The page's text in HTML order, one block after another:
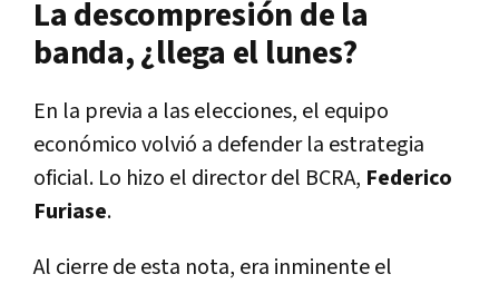
La descompresión de la
banda, ¿llega el lunes?
En la previa a las elecciones, el equipo
económico volvió a defender la estrategia
oficial. Lo hizo el director del BCRA, Federico
Furiase.
Al cierre de esta nota, era inminente el